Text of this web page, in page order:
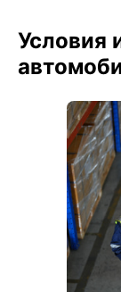
Условия